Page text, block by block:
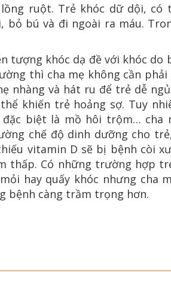
ruột. Trẻ khóc dữ dội, có
bú và đi ngoài ra máu.
tượng khóc dạ đề với khóc do
thì cha mẹ không cần phải
nhàng và hát ru để trẻ dễ
khiến trẻ hoảng sợ. Tuy
biệt là mồ hôi trộm… cha
chế độ dinh dưỡng cho
vitamin D sẽ bị bệnh còi
thấp. Có những trường hợp
hay quấy khóc nhưng cha
bệnh càng trầm trọng hơn.